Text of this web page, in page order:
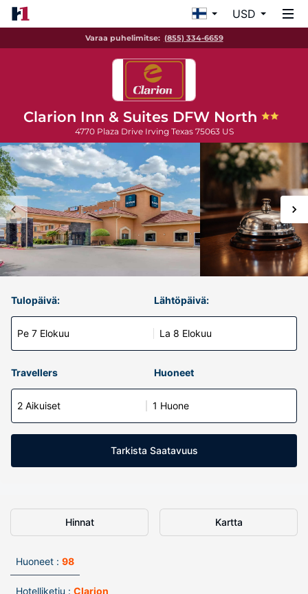
USD
Varaa puhelimitse: (855) 334-6659
Clarion Inn & Suites DFW North
4770 Plaza Drive Irving Texas 75063 US
Tulopäivä:
Pe 7 Elokuu
Lähtöpäivä:
La 8 Elokuu
Travellers Huoneet
2 Aikuiset 1 Huone
Tarkista Saatavuus
Hinnat Kartta
Huoneet : 98
Hotelliketju : Clarion